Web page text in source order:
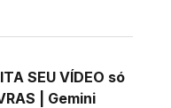
SEU VÍDEO só
| Gemini